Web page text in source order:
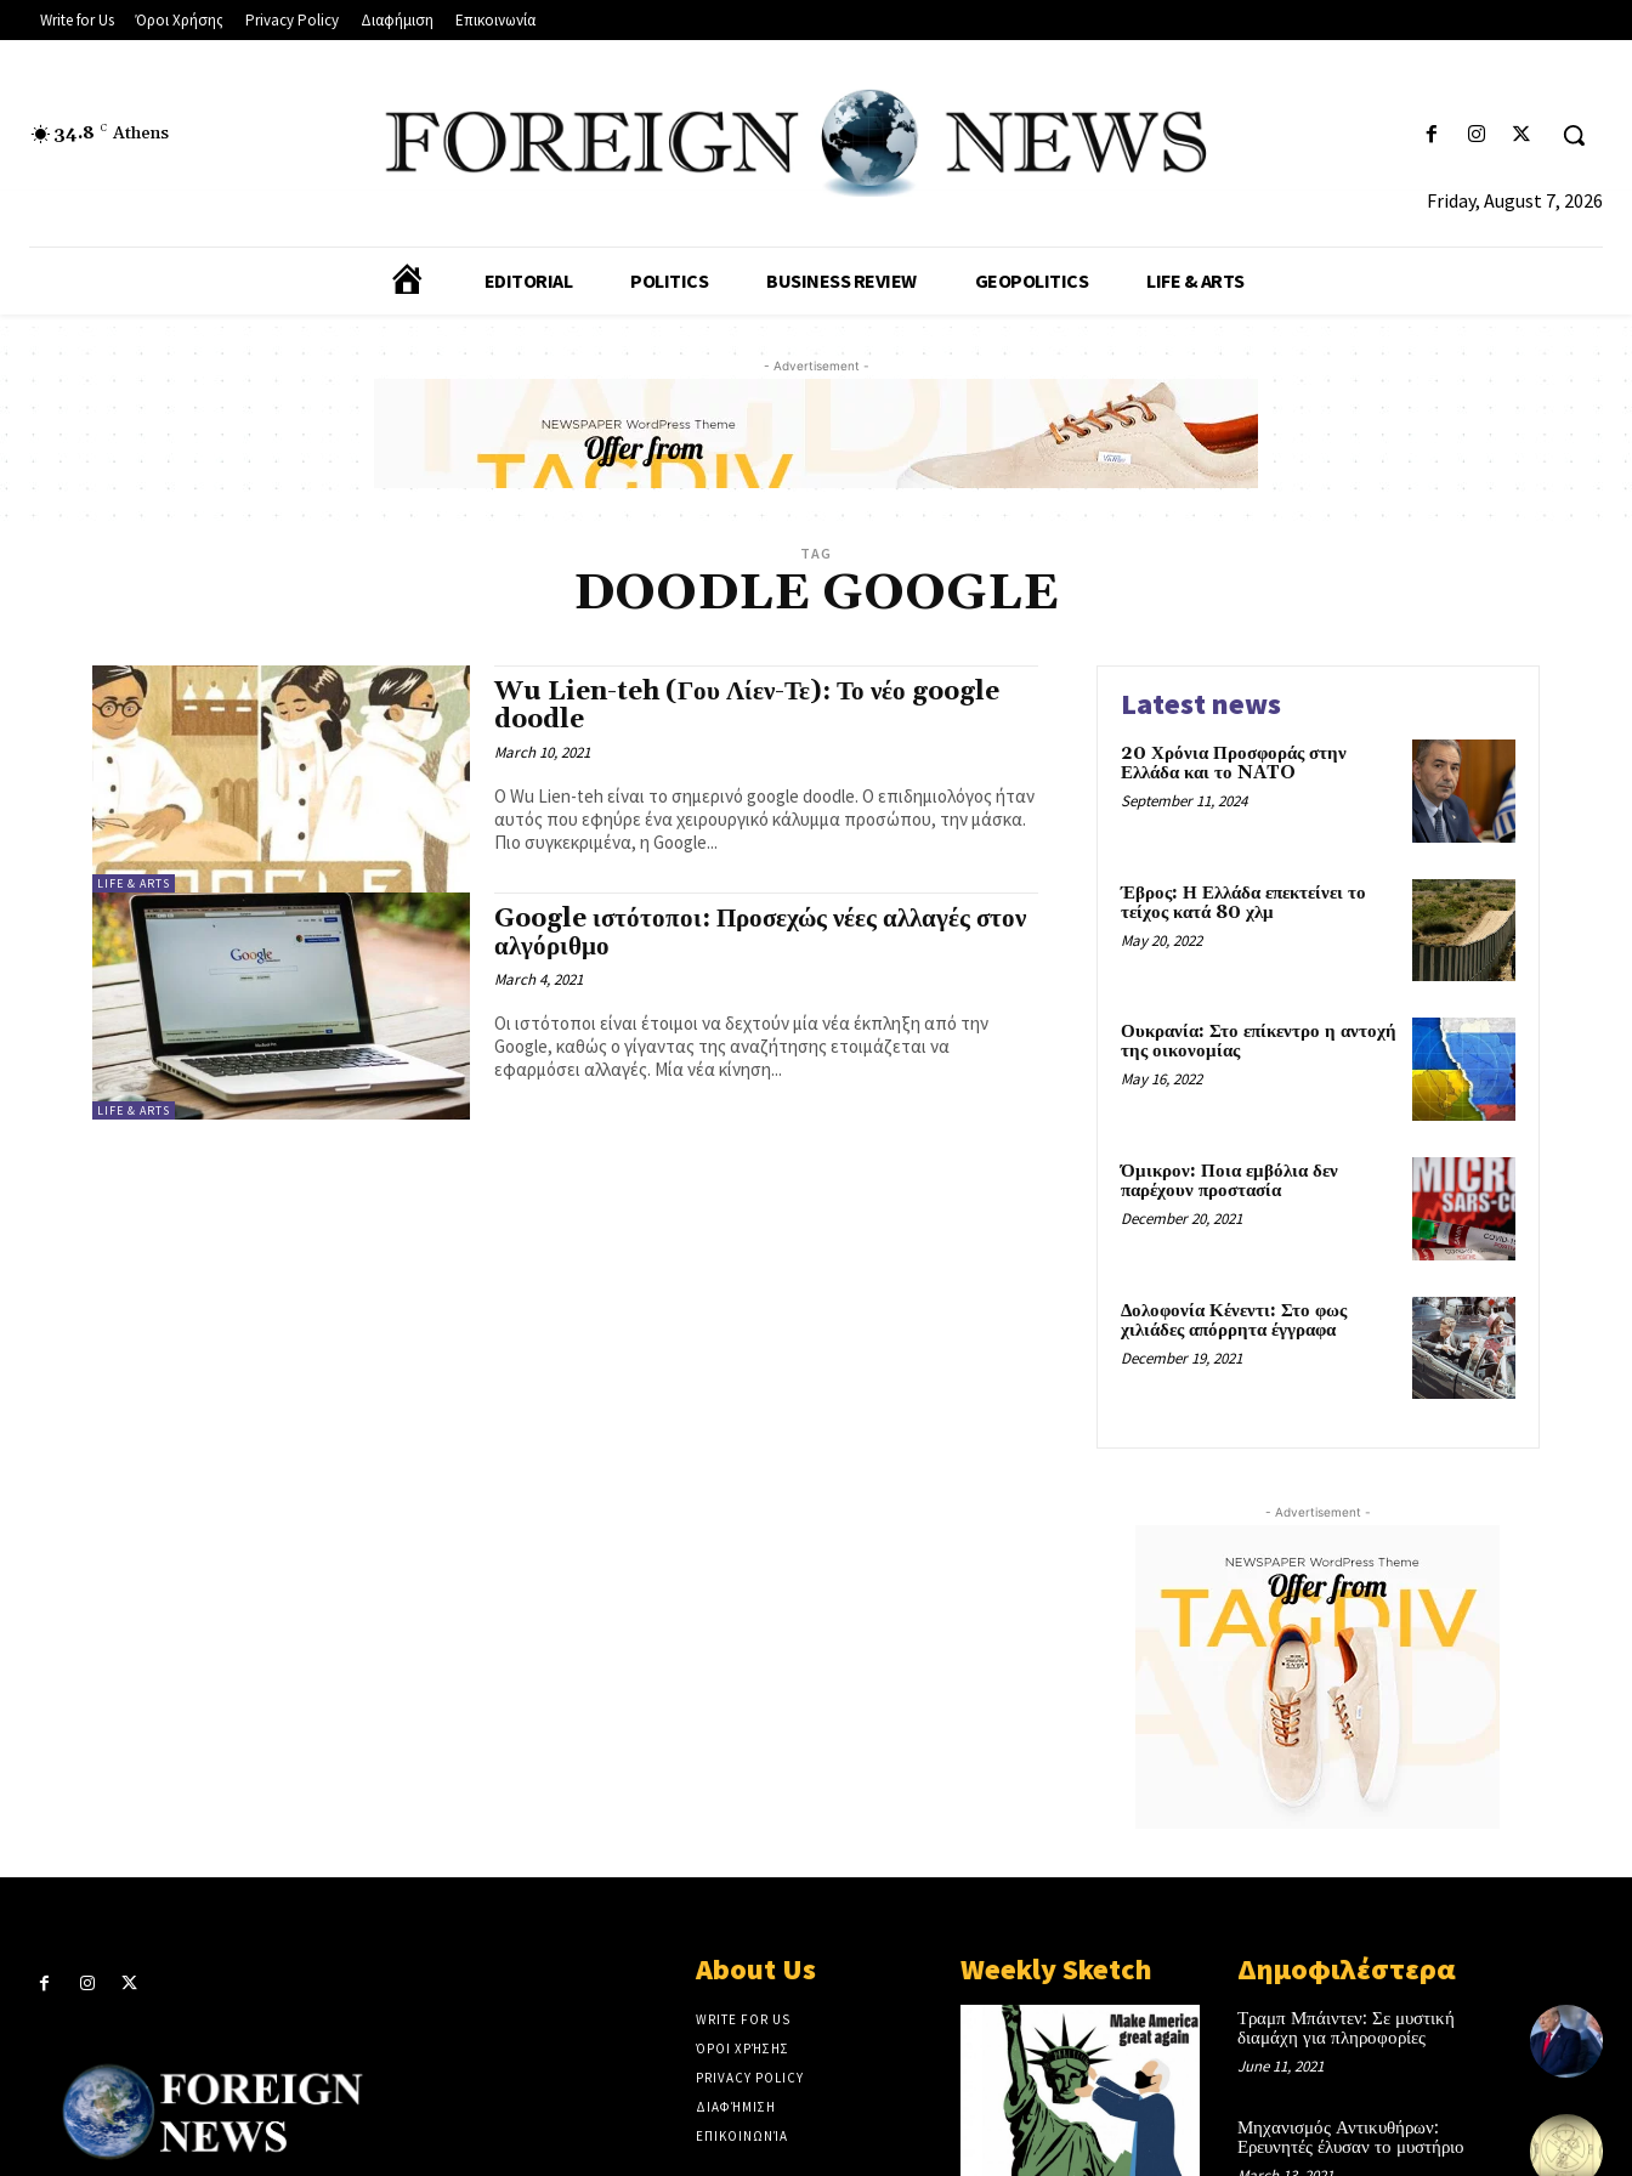
Write for Us Όροι Χρήσης Privacy Policy Διαφήμιση Επικοινωνία
34.8 C Athens
Friday, August 7, 2026
EDITORIAL POLITICS BUSINESS REVIEW GEOPOLITICS LIFE & ARTS
- Advertisement -
TAG
DOODLE GOOGLE
LIFE & ARTS
Wu Lien-teh (Γου Λίεν-Τε): Το νέο google
doodle
March 10, 2021
Ο Wu Lien-teh είναι το σημερινό google doodle. Ο επιδημιολόγος ήταν
αυτός που εφηύρε ένα χειρουργικό κάλυμμα προσώπου, την μάσκα.
Πιο συγκεκριμένα, η Google...
LIFE & ARTS
Google ιστότοποι: Προσεχώς νέες αλλαγές στον
αλγόριθμο
March 4, 2021
Οι ιστότοποι είναι έτοιμοι να δεχτούν μία νέα έκπληξη από την
Google, καθώς ο γίγαντας της αναζήτησης ετοιμάζεται να
εφαρμόσει αλλαγές. Μία νέα κίνηση...
Latest news
20 Χρόνια Προσφοράς στην
Ελλάδα και το NATO
September 11, 2024
Έβρος: Η Ελλάδα επεκτείνει το
τείχος κατά 80 χλμ
May 20, 2022
Ουκρανία: Στο επίκεντρο η αντοχή
της οικονομίας
May 16, 2022
Όμικρον: Ποια εμβόλια δεν
παρέχουν προστασία
December 20, 2021
Δολοφονία Κένεντι: Στο φως
χιλιάδες απόρρητα έγγραφα
December 19, 2021
- Advertisement -
About Us
WRITE FOR US
ΌΡΟΙ ΧΡΉΣΗΣ
PRIVACY POLICY
ΔΙΑΦΉΜΙΣΗ
ΕΠΙΚΟΙΝΩΝΊΑ
Weekly Sketch Δημοφιλέστερα
Τραμπ Μπάιντεν: Σε μυστική
διαμάχη για πληροφορίες
June 11, 2021
Μηχανισμός Αντικυθήρων:
Ερευνητές έλυσαν το μυστήριο